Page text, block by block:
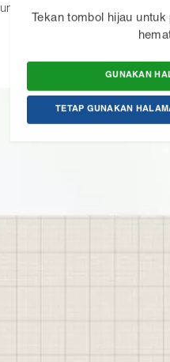
Tekan tombol hijau
GUNAKAN
TETAP GUNAKAN
SMA 50 dan SMA